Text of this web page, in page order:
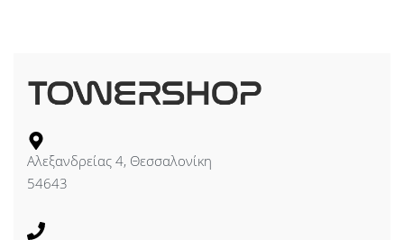
Αλεξανδρείας 4, Θεσσαλονίκη
54643